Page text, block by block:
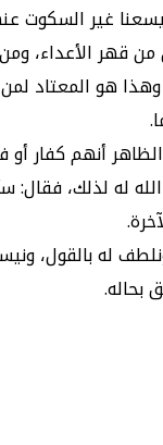
لا يسعنا غير
من قهر الأعداء،
هو المعتاد
الظاهر أنهم
له لذلك،
له بالقول،
بحاله.